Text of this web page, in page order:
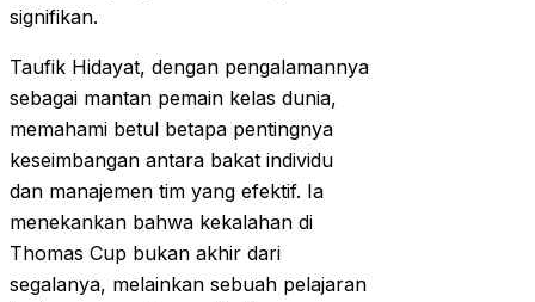
signifikan.
Taufik Hidayat, dengan pengalamannya
sebagai mantan pemain kelas dunia,
memahami betul betapa pentingnya
keseimbangan antara bakat individu
dan manajemen tim yang efektif. Ia
menekankan bahwa kekalahan di
Thomas Cup bukan akhir dari
segalanya, melainkan sebuah pelajaran